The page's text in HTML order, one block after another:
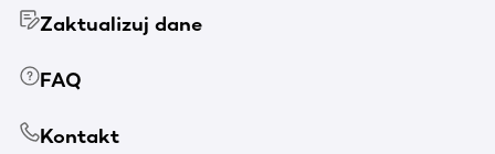
Zaktualizuj dane
FAQ
Kontakt